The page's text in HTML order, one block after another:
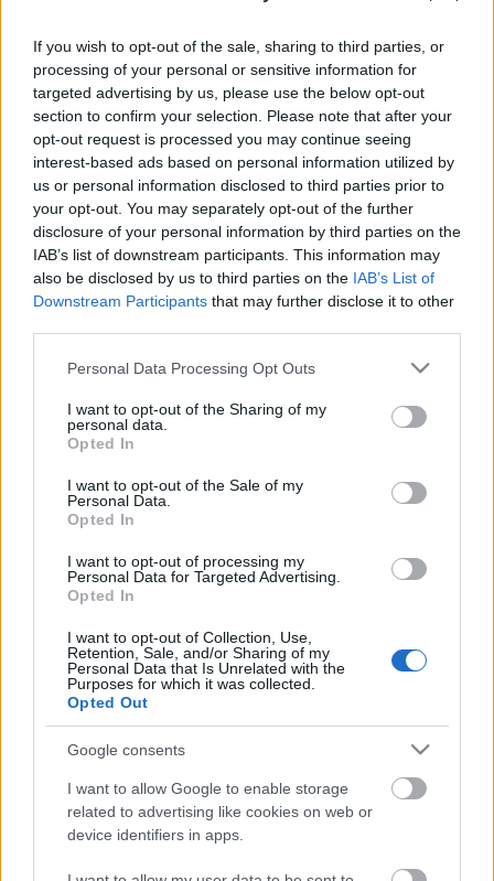
If you wish to opt-out of the sale, sharing to third parties, or
processing of your personal or sensitive information for
targeted advertising by us, please use the below opt-out
section to confirm your selection. Please note that after your
opt-out request is processed you may continue seeing
interest-based ads based on personal information utilized by
us or personal information disclosed to third parties prior to
your opt-out. You may separately opt-out of the further
disclosure of your personal information by third parties on the
IAB’s list of downstream participants. This information may
also be disclosed by us to third parties on the IAB’s List of
Downstream Participants that may further disclose it to other
Please note that this website/app uses one or more Google
not limited to your visit or usage behaviour. You may click to
grant or deny consent to Google and its third-party tags to
use your data for below specified purposes in below Google
consent section.
Personal Data Processing Opt Outs
I want to opt-out of the Sharing of my
personal data.
Opted In
I want to opt-out of the Sale of my
Personal Data.
Opted In
I want to opt-out of processing my
Personal Data for Targeted Advertising.
Opted In
I want to opt-out of Collection, Use,
Retention, Sale, and/or Sharing of my
Personal Data that Is Unrelated with the
Purposes for which it was collected.
Opted Out
Google consents
I want to allow Google to enable storage
related to advertising like cookies on web or
device identifiers in apps.
A következő szerepkörökbe hirdetnek felvételt:
- Konferanszié; 35-40 év közötti, angolul jól beszélő,
énekelni tudó, jó improvizációs készséggel
rendelkező férfi színész
- Hősszerelmes; 25-30 év közötti, angolul jól beszélő,
szépen éneklő férfi színész
- Férfitáncosok; elsősorban a musical, illetve jazz-
tánc világában otthonosan mozgó, jó
emeléstechnikával rendelkező, 25-30 év közötti férfi
táncosok
Jelentkezni abpkabare@gmail.com
A Konferanszié és Hősszerelmes szerepkörre 2
énekszámmal készüljenek, lehetőség szerint angolul
előadva.
A férfitáncosok egy musical/jazz tánc koreográfiával
Zenei alapot mindenki hozzon magával.
Casting időpontegyeztetése e-mailben.